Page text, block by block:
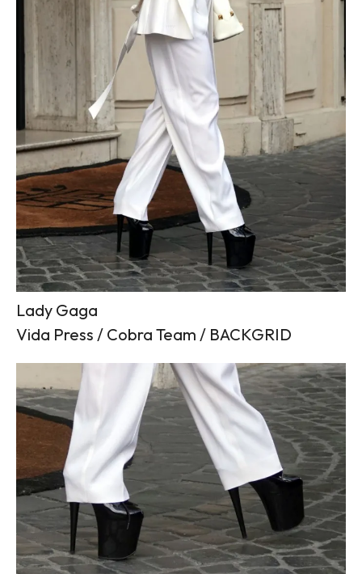
Lady Gaga
Vida Press / Cobra Team / BACKGRID